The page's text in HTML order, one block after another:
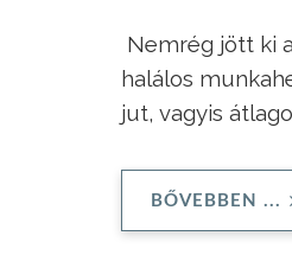
Nemrég jött ki
halálos
jut, vagyis
BŐVEBBEN ...